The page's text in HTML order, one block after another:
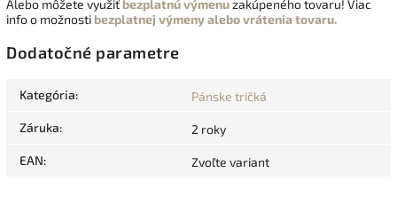
Alebo môžete využiť bezplatnú výmenuzakúpeného tovaru! Viac
info o možnosti bezplatnej výmeny alebo vrátenia tovaru.
Dodatočné parametre
Kategória: Pánske tričká
Záruka: 2 roky
EAN: Zvoľte variant